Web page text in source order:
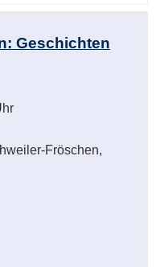
Geschichten
Fröschen,